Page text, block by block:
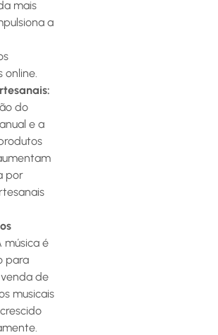
mais
a
online.
do
e a
por
música é
para
de
musicais